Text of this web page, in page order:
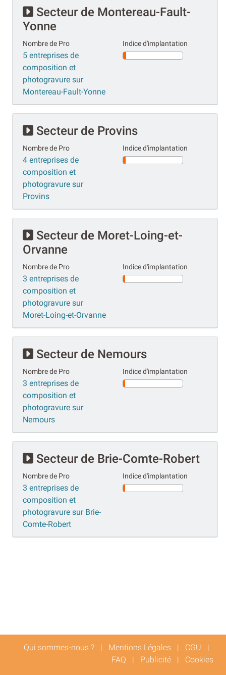
Secteur de Montereau-Fault-
Yonne
Nombre de Pro
5 entreprises de
composition et
photogravure sur
Montereau-Fault-Yonne
Indice d'implantation
Secteur de Provins
Nombre de Pro
4 entreprises de
composition et
photogravure sur
Provins
Indice d'implantation
Secteur de Moret-Loing-et-
Orvanne
Nombre de Pro
3 entreprises de
composition et
photogravure sur
Moret-Loing-et-Orvanne
Indice d'implantation
Secteur de Nemours
Nombre de Pro
3 entreprises de
composition et
photogravure sur
Nemours
Indice d'implantation
Secteur de Brie-Comte-Robert
Nombre de Pro
3 entreprises de
composition et
photogravure sur Brie-
Comte-Robert
Indice d'implantation
Qui sommes-nous ? | Mentions Légales | CGU |
FAQ | Publicité | Cookies